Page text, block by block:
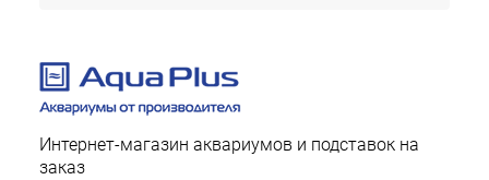
Интернет-магазин аквариумов и подставок на
заказ